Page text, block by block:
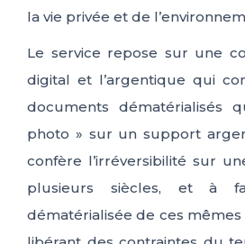
la vie privée et de
Le service repose sur une
digital et l’argentique qui
documents dématérialisés
photo » sur un support
confère l’irréversibilité sur
plusieurs siècles, et à
dématérialisée de ces